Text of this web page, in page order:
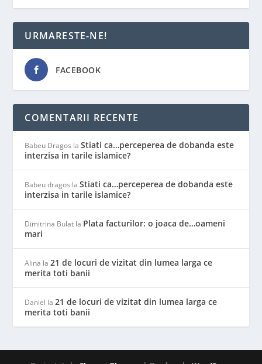
URMARESTE-NE!
FACEBOOK
COMENTARII RECENTE
Babeu Dragos laStiati ca…perceperea de dobanda este
interzisa in tarile islamice?
Babeu dragos laStiati ca…perceperea de dobanda este
interzisa in tarile islamice?
Dimitrina Bulat la Plata facturilor: o joaca de…oameni
mari
Alina la21 de locuri de vizitat din lumea larga ce
merita toti banii
Daniel la21 de locuri de vizitat din lumea larga ce
merita toti banii